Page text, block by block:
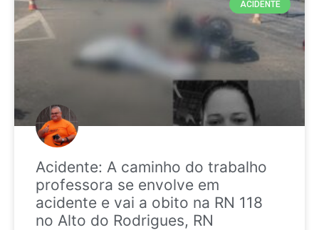
ACIDENTE
Acidente: A caminho do trabalho
professora se envolve em
acidente e vai a obito na RN 118
no Alto do Rodrigues, RN